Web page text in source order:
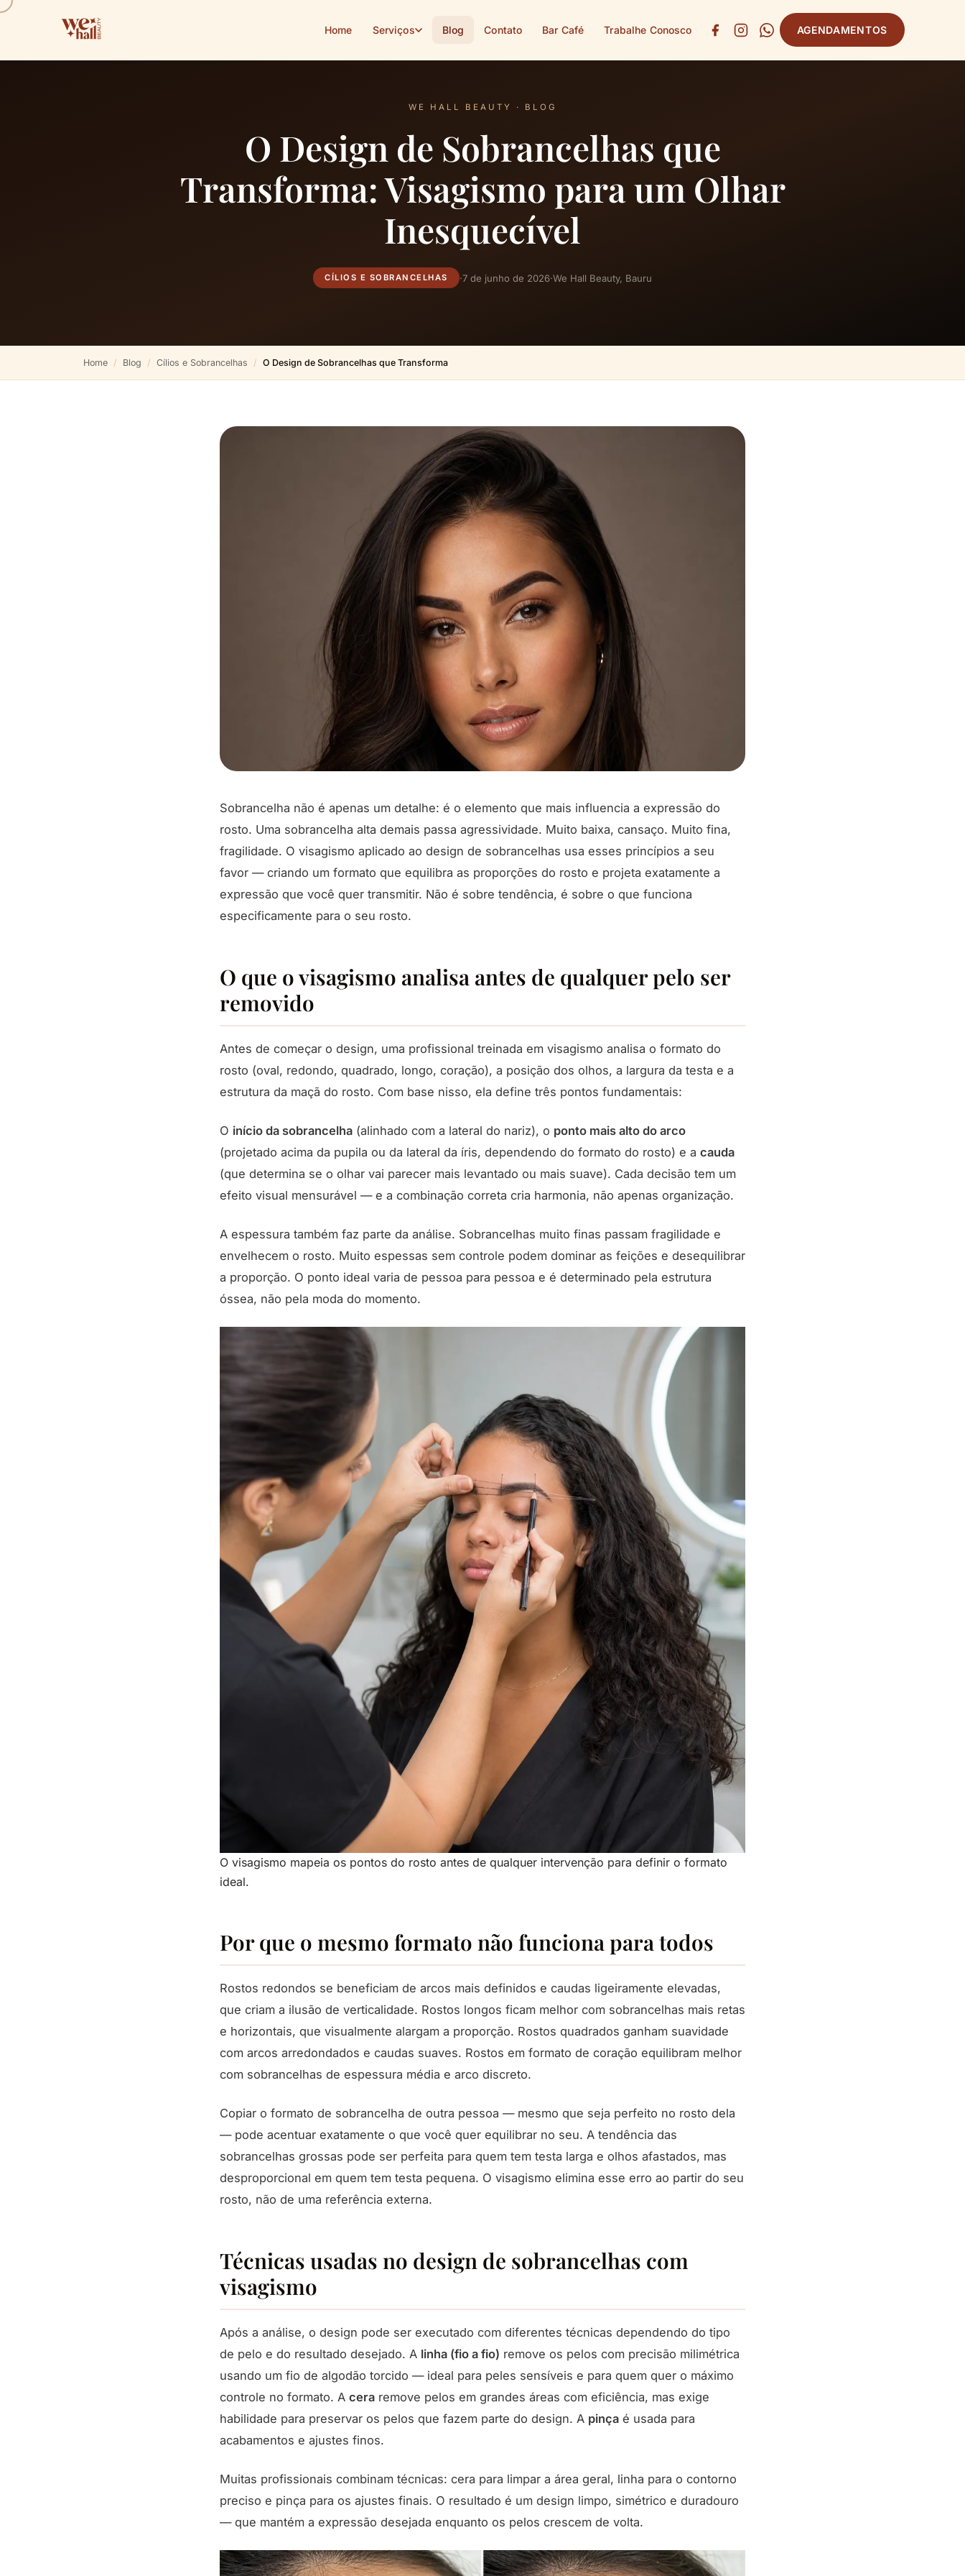
Home Serviços Blog Contato Bar Café Trabalhe Conosco AGENDAMENTOS
WE HALL BEAUTY · BLOG
O Design de Sobrancelhas que
Transforma: Visagismo para um Olhar
Inesquecível
CÍLIOS E SOBRANCELHAS ·7 de junho de 2026·We Hall Beauty, Bauru
Home Blog Cílios e Sobrancelhas O Design de Sobrancelhas que Transforma
Sobrancelha não é apenas um detalhe: é o elemento que mais influencia a expressão do
rosto. Uma sobrancelha alta demais passa agressividade. Muito baixa, cansaço. Muito fina,
fragilidade. O visagismo aplicado ao design de sobrancelhas usa esses princípios a seu
favor — criando um formato que equilibra as proporções do rosto e projeta exatamente a
expressão que você quer transmitir. Não é sobre tendência, é sobre o que funciona
especificamente para o seu rosto.
O que o visagismo analisa antes de qualquer pelo ser
removido
Antes de começar o design, uma profissional treinada em visagismo analisa o formato do
rosto (oval, redondo, quadrado, longo, coração), a posição dos olhos, a largura da testa e a
estrutura da maçã do rosto. Com base nisso, ela define três pontos fundamentais:
O início da sobrancelha (alinhado com a lateral do nariz), o ponto mais alto do arco
(projetado acima da pupila ou da lateral da íris, dependendo do formato do rosto) e a cauda
(que determina se o olhar vai parecer mais levantado ou mais suave). Cada decisão tem um
efeito visual mensurável — e a combinação correta cria harmonia, não apenas organização.
A espessura também faz parte da análise. Sobrancelhas muito finas passam fragilidade e
envelhecem o rosto. Muito espessas sem controle podem dominar as feições e desequilibrar
a proporção. O ponto ideal varia de pessoa para pessoa e é determinado pela estrutura
óssea, não pela moda do momento.
O visagismo mapeia os pontos do rosto antes de qualquer intervenção para definir o formato
ideal.
Por que o mesmo formato não funciona para todos
Rostos redondos se beneficiam de arcos mais definidos e caudas ligeiramente elevadas,
que criam a ilusão de verticalidade. Rostos longos ficam melhor com sobrancelhas mais retas
e horizontais, que visualmente alargam a proporção. Rostos quadrados ganham suavidade
com arcos arredondados e caudas suaves. Rostos em formato de coração equilibram melhor
com sobrancelhas de espessura média e arco discreto.
Copiar o formato de sobrancelha de outra pessoa — mesmo que seja perfeito no rosto dela
— pode acentuar exatamente o que você quer equilibrar no seu. A tendência das
sobrancelhas grossas pode ser perfeita para quem tem testa larga e olhos afastados, mas
desproporcional em quem tem testa pequena. O visagismo elimina esse erro ao partir do seu
rosto, não de uma referência externa.
Técnicas usadas no design de sobrancelhas com
visagismo
Após a análise, o design pode ser executado com diferentes técnicas dependendo do tipo
de pelo e do resultado desejado. A linha (fio a fio) remove os pelos com precisão milimétrica
usando um fio de algodão torcido — ideal para peles sensíveis e para quem quer o máximo
controle no formato. A cera remove pelos em grandes áreas com eficiência, mas exige
habilidade para preservar os pelos que fazem parte do design. A pinça é usada para
acabamentos e ajustes finos.
Muitas profissionais combinam técnicas: cera para limpar a área geral, linha para o contorno
preciso e pinça para os ajustes finais. O resultado é um design limpo, simétrico e duradouro
— que mantém a expressão desejada enquanto os pelos crescem de volta.